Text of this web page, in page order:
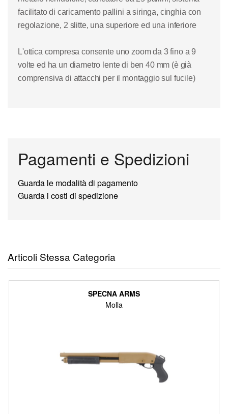
facilitato di caricamento pallini a siringa, cinghia con
regolazione, 2 slitte, una superiore ed una inferiore
L'ottica compresa consente uno zoom da 3 fino a 9
volte ed ha un diametro lente di ben 40 mm (è già
comprensiva di attacchi per il montaggio sul fucile)
Pagamenti e Spedizioni
Guarda le modalità di pagamento
Guarda i costi di spedizione
Articoli Stessa Categoria
SPECNA ARMS
Molla